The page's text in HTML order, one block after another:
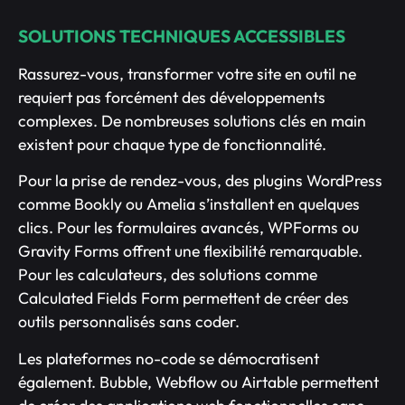
SOLUTIONS TECHNIQUES ACCESSIBLES
Rassurez-vous, transformer votre site en outil ne
requiert pas forcément des développements
complexes. De nombreuses solutions clés en main
existent pour chaque type de fonctionnalité.
Pour la prise de rendez-vous, des plugins WordPress
comme Bookly ou Amelia s’installent en quelques
clics. Pour les formulaires avancés, WPForms ou
Gravity Forms offrent une flexibilité remarquable.
Pour les calculateurs, des solutions comme
Calculated Fields Form permettent de créer des
outils personnalisés sans coder.
Les plateformes no-code se démocratisent
également. Bubble, Webflow ou Airtable permettent